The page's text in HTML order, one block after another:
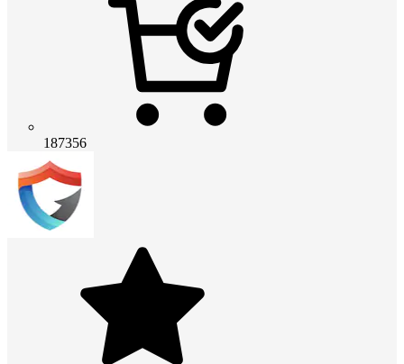
187356